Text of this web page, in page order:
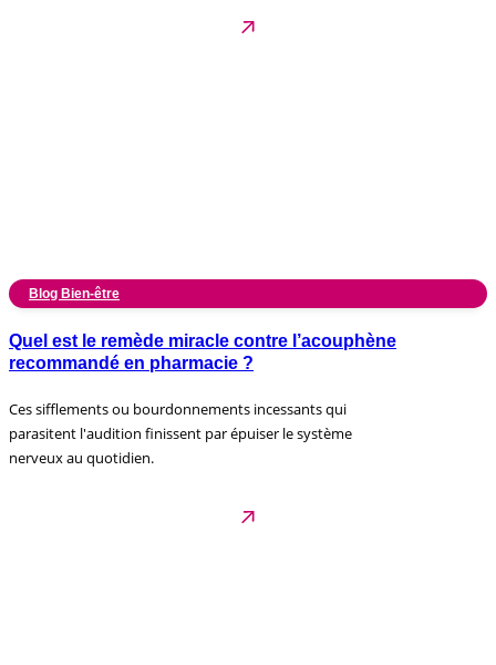
Blog Bien-être
Quel est le remède miracle contre l’acouphène
recommandé en pharmacie ?
Ces sifflements ou bourdonnements incessants qui
parasitent l'audition finissent par épuiser le système
nerveux au quotidien.